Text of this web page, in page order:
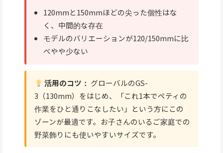
120mmと150mmほどの尖った個性はな
く、中間的な存在
モデルのバリエーションが120/150mmに比
べやや少ない
活用のコツ： グローバルのGS-
3（130mm）をはじめ、「これ1本でペティの
作業をひと通りこなしたい」という方にこの
ゾーンが最適です。お子さんのいるご家庭での
野菜飾りにも使いやすいサイズです。